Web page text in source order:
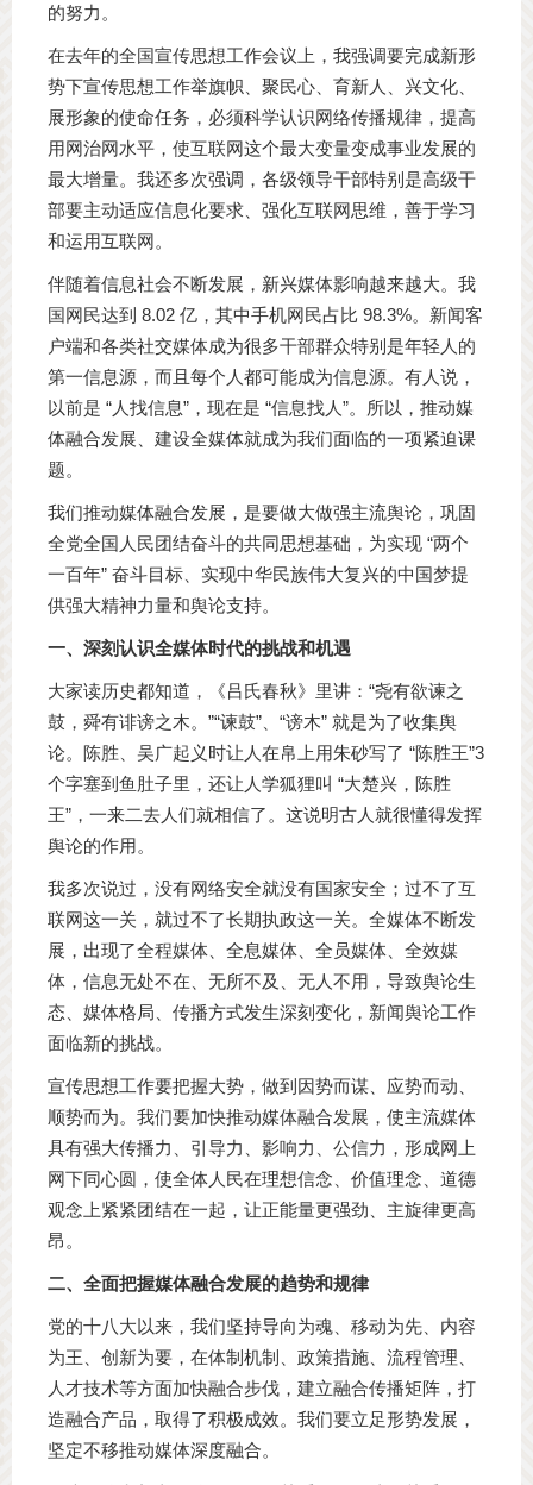
的努力。
在去年的全国宣传思想工作会议上，我强调要完成新形
势下宣传思想工作举旗帜、聚民心、育新人、兴文化、
展形象的使命任务，必须科学认识网络传播规律，提高
用网治网水平，使互联网这个最大变量变成事业发展的
最大增量。我还多次强调，各级领导干部特别是高级干
部要主动适应信息化要求、强化互联网思维，善于学习
和运用互联网。
伴随着信息社会不断发展，新兴媒体影响越来越大。我
国网民达到 8.02 亿，其中手机网民占比 98.3%。新闻客
户端和各类社交媒体成为很多干部群众特别是年轻人的
第一信息源，而且每个人都可能成为信息源。有人说，
以前是 “人找信息”，现在是 “信息找人”。所以，推动媒
体融合发展、建设全媒体就成为我们面临的一项紧迫课
题。
我们推动媒体融合发展，是要做大做强主流舆论，巩固
全党全国人民团结奋斗的共同思想基础，为实现 “两个
一百年” 奋斗目标、实现中华民族伟大复兴的中国梦提
供强大精神力量和舆论支持。
一、深刻认识全媒体时代的挑战和机遇
大家读历史都知道，《吕氏春秋》里讲：“尧有欲谏之
鼓，舜有诽谤之木。”“谏鼓”、“谤木” 就是为了收集舆
论。陈胜、吴广起义时让人在帛上用朱砂写了 “陈胜王”3
个字塞到鱼肚子里，还让人学狐狸叫 “大楚兴，陈胜
王”，一来二去人们就相信了。这说明古人就很懂得发挥
舆论的作用。
我多次说过，没有网络安全就没有国家安全；过不了互
联网这一关，就过不了长期执政这一关。全媒体不断发
展，出现了全程媒体、全息媒体、全员媒体、全效媒
体，信息无处不在、无所不及、无人不用，导致舆论生
态、媒体格局、传播方式发生深刻变化，新闻舆论工作
面临新的挑战。
宣传思想工作要把握大势，做到因势而谋、应势而动、
顺势而为。我们要加快推动媒体融合发展，使主流媒体
具有强大传播力、引导力、影响力、公信力，形成网上
网下同心圆，使全体人民在理想信念、价值理念、道德
观念上紧紧团结在一起，让正能量更强劲、主旋律更高
昂。
二、全面把握媒体融合发展的趋势和规律
党的十八大以来，我们坚持导向为魂、移动为先、内容
为王、创新为要，在体制机制、政策措施、流程管理、
人才技术等方面加快融合步伐，建立融合传播矩阵，打
造融合产品，取得了积极成效。我们要立足形势发展，
坚定不移推动媒体深度融合。